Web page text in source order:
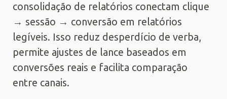
consolidação de relatórios conectam clique
→ sessão → conversão em relatórios
legíveis. Isso reduz desperdício de verba,
permite ajustes de lance baseados em
conversões reais e facilita comparação
entre canais.